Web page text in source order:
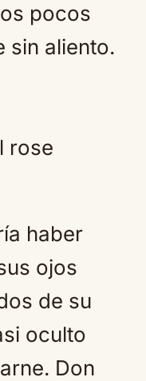
pocos
sin aliento.
rose
haber
ojos
de su
oculto
Don